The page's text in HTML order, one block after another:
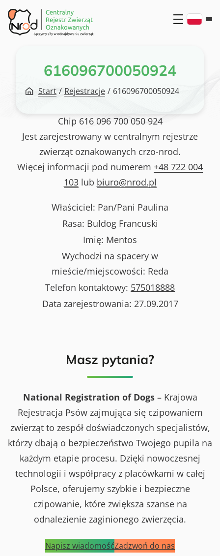
Przejdź
do
treści
616096700050924
Start / Rejestracje / 616096700050924
Chip 616 096 700 050 924
Jest zarejestrowany w centralnym rejestrze
zwierząt oznakowanych crzo-nrod.
Więcej informacji pod numerem +48 722 004
103lub biuro@nrod.pl
Właściciel: Pan/Pani Paulina
Rasa: Buldog Francuski
Imię: Mentos
Wychodzi na spacery w
mieście/miejscowości: Reda
Telefon kontaktowy: 575018888
Data zarejestrowania: 27.09.2017
Masz pytania?
National Registration of Dogs– Krajowa
Rejestracja Psów zajmująca się czipowaniem
zwierząt to zespół doświadczonych specjalistów,
którzy dbają o bezpieczeństwo Twojego pupila na
każdym etapie procesu. Dzięki nowoczesnej
technologii i współpracy z placówkami w całej
Polsce, oferujemy szybkie i bezpieczne
czipowanie, które zwiększa szanse na
odnalezienie zaginionego zwierzęcia.
Napisz wiadomośćZadzwoń do nas